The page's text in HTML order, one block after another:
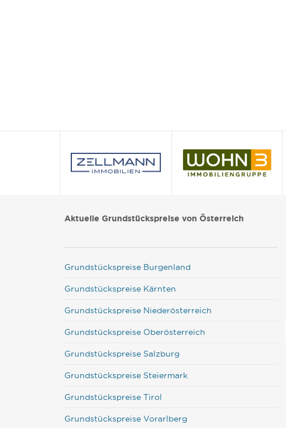
Aktuelle Grundstückspreise von Österreich
Grundstückspreise Burgenland
Grundstückspreise Kärnten
Grundstückspreise Niederösterreich
Grundstückspreise Oberösterreich
Grundstückspreise Salzburg
Grundstückspreise Steiermark
Grundstückspreise Tirol
Grundstückspreise Vorarlberg